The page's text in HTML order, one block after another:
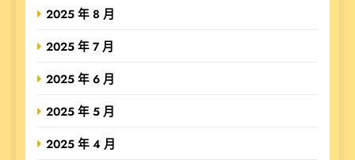
2025 年 8 月
2025 年 7 月
2025 年 6 月
2025 年 5 月
2025 年 4 月